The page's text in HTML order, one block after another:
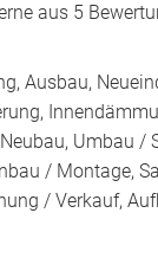
aus 5
Ausbau,
Umbau /
/ Montage,
/ Verkauf,